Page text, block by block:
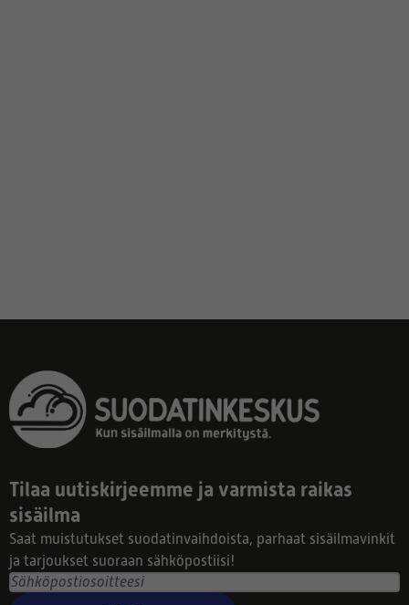
Tilaa uutiskirjeemme ja varmista raikas
sisäilma
Saat muistutukset suodatinvaihdoista, parhaat sisäilmavinkit
ja tarjoukset suoraan sähköpostiisi!